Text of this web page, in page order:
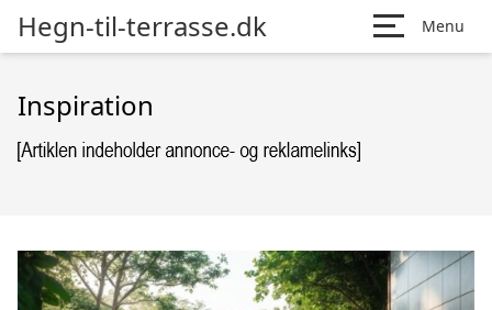
Hegn-til-terrasse.dk Menu
Inspiration